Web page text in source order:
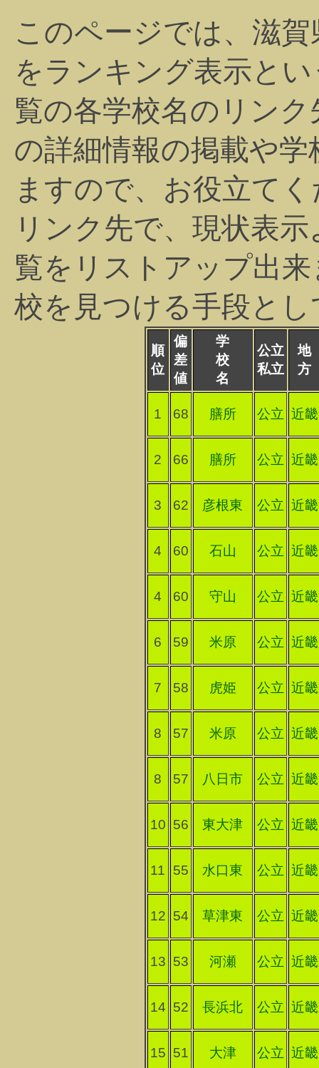
このページでは、滋
をランキング表示と
覧の各学校名のリン
の詳細情報の掲載や
ますので、お役立て
リンク先で、現状表
覧をリストアップ出
校を見つける手段と
順
位
偏
差
値
学
校
名
公立
私立
地
方
1 68 膳所 公立 近畿
2 66 膳所 公立 近畿
3 62 彦根東 公立 近畿
4 60 石山 公立 近畿
4 60 守山 公立 近畿
6 59 米原 公立 近畿
7 58 虎姫 公立 近畿
8 57 米原 公立 近畿
8 57 八日市 公立 近畿
10 56 東大津 公立 近畿
11 55 水口東 公立 近畿
12 54 草津東 公立 近畿
13 53 河瀬 公立 近畿
14 52 長浜北 公立 近畿
15 51 大津 公立 近畿